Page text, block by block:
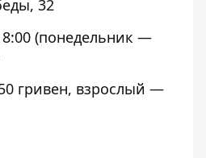
32
(понедельник —
гривен, взрослый —